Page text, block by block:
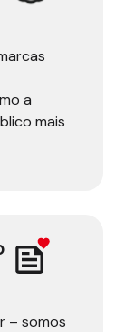
a
mais
– somos